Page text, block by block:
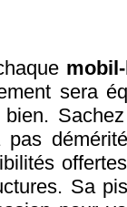
sera
pas
Sa